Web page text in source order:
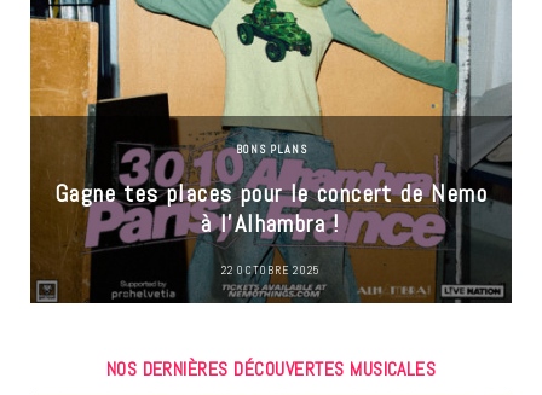
BONS PLANS
Gagne tes places pour le concert de Nemo
à l’Alhambra !
22 OCTOBRE 2025
NOS DERNIÈRES DÉCOUVERTES MUSICALES